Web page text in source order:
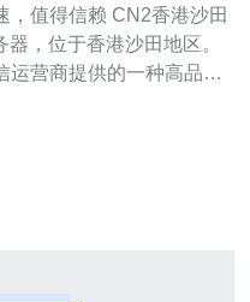
CN2香港沙田
，位于香港沙田地区。
运营商提供的一种高品质
够提供更流畅的网络体